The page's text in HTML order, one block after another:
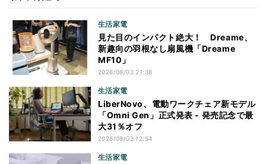
生活家電
見た目のインパクト絶大！ Dreame、
新趣向の羽根なし扇風機「Dreame
MF10」
2026/08/03 21:38
生活家電
LiberNovo、電動ワークチェア新モデル
「Omni Gen」正式発表 - 発売記念で最
大31％オフ
2026/08/03 12:54
生活家電